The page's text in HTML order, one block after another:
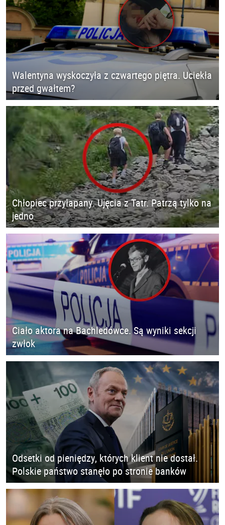
Walentyna wyskoczyła z czwartego piętra. Uciekła
przed gwałtem?
Chłopiec przyłapany. Ujęcia z Tatr. Patrzą tylko na
jedno
Ciało aktora na Bachledówce. Są wyniki sekcji
zwłok
Odsetki od pieniędzy, których klient nie dostał.
Polskie państwo stanęło po stronie banków